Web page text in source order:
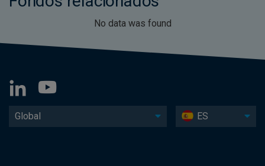
No data was found
Global ES